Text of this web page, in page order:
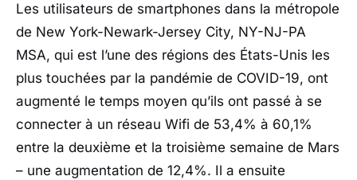
Les utilisateurs de smartphones dans la métropole
de New York-Newark-Jersey City, NY-NJ-PA
MSA, qui est l’une des régions des États-Unis les
plus touchées par la pandémie de COVID-19, ont
augmenté le temps moyen qu’ils ont passé à se
connecter à un réseau Wifi de 53,4% à 60,1%
entre la deuxième et la troisième semaine de Mars
– une augmentation de 12,4%. Il a ensuite